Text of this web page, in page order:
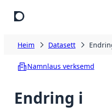
Heim Datasett
Namnlaus verksemd
Endring i